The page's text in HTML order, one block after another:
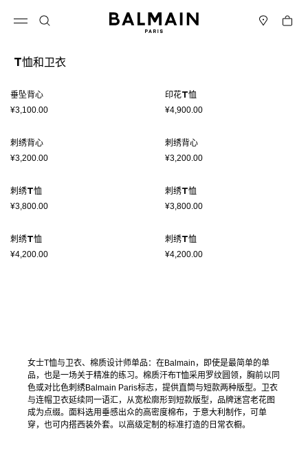
购物车
T恤和卫衣
垂坠背心
¥3,100.00
印花T恤
¥4,900.00
刺绣背心
¥3,200.00
刺绣背心
¥3,200.00
刺绣T恤
¥3,800.00
刺绣T恤
¥3,800.00
刺绣T恤
¥4,200.00
刺绣T恤
¥4,200.00
女士T恤与卫衣、棉质设计师单品：在Balmain，即使是最简单的单
品，也是一场关于精准的练习。棉质汗布T恤采用罗纹圆领，胸前以同
色或对比色刺绣Balmain Paris标志，提供直筒与短款两种版型。卫衣
与连帽卫衣延续同一语汇，从宽松廓形到短款版型，品牌迷宫老花图
成为点缀。面料选用垂感出众的高密度棉布，于意大利制作，可单
穿，也可内搭西装外套。以高级定制的标准打造的日常衣橱。